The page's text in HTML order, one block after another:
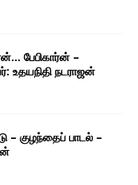
பேபிகார்ன் –
உதயநிதி நடராஜன்
– குழந்தைப் பாடல் –